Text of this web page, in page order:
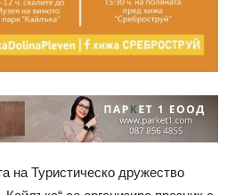
на Туристическо дружество